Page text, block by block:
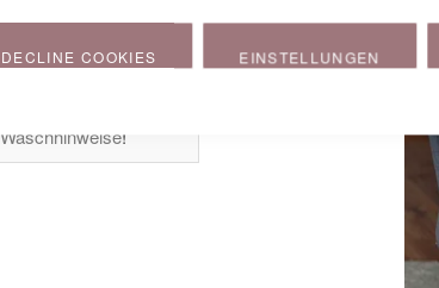
EINSTELLUNGEN
DECLINE COOKIES
Waschhinweise!